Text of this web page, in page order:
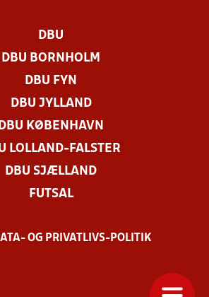
DBU
DBU BORNHOLM
DBU FYN
DBU JYLLAND
DBU KØBENHAVN
LOLLAND-FALSTER
DBU SJÆLLAND
FUTSAL
OG PRIVATLIVS-POLITIK